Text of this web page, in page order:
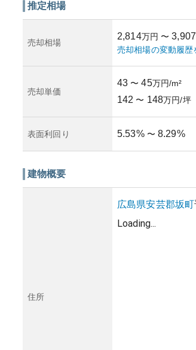
推定相場
売却相場
2,814万円 〜 3,907
売却相場の変動履歴
売却単価
43 〜 45万円/m²
142 〜 148万円/坪
表面利回り 5.53% 〜 8.29%
建物概要
住所
広島県安芸郡坂町
Loading...